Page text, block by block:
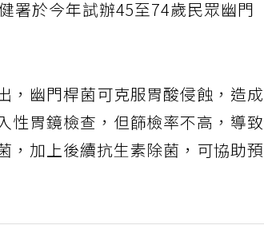
署於今年試辦45至74歲民眾幽門
，幽門桿菌可克服胃酸侵蝕，造成
性胃鏡檢查，但篩檢率不高，導致
，加上後續抗生素除菌，可協助預